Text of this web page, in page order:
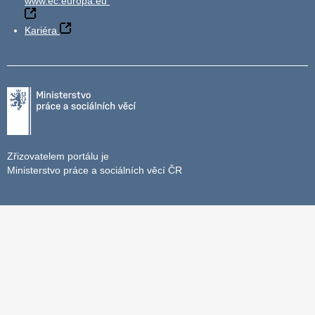
Kariéra
Zřizovatelem portálu je
Ministerstvo práce a sociálních věcí ČR